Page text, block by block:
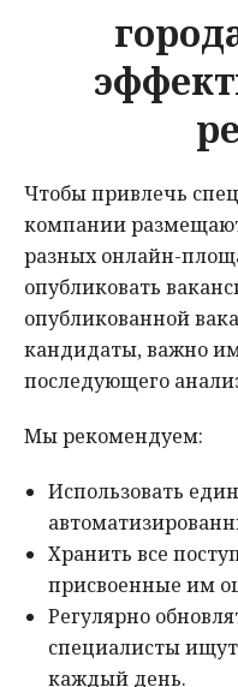
Чтобы привлечь
компании
разных онлайн-
опубликовать
опубликованной
кандидаты, важно
последующего
Мы рекомендуем:
Использовать
Хранить все
присвоенные им
Регулярно
специалисты ищут
каждый день.